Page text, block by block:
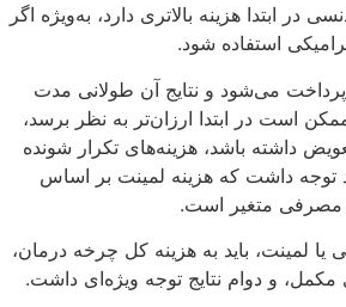
در ابتدا هزینه بالاتری دارد، به‌ویژه اگر
استفاده شود.
پرداخت می‌شود و نتایج آن طولانی‌ مدت
است در ابتدا ارزان‌تر به نظر برسد،
داشته باشد، هزینه‌های تکرار شونده
توجه داشت که هزینه لمینت بر اساس
مصرفی متغیر است.
یا لمینت، باید به هزینه کل چرخه درمان،
مکمل، و دوام نتایج توجه ویژه‌ای داشت.